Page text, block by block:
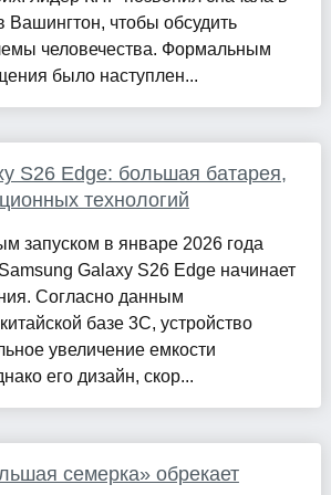
Вашингтон, чтобы обсудить
человечества. Формальным
было наступлен...
S26 Edge: большая батарея,
технологий
запуском в январе 2026 года
Galaxy S26 Edge начинает
Согласно данным
базе 3C, устройство
увеличение емкости
его дизайн, скор...
семерка» обрекает